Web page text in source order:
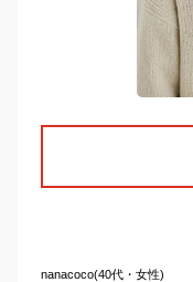
nanacoco(40代・女性)